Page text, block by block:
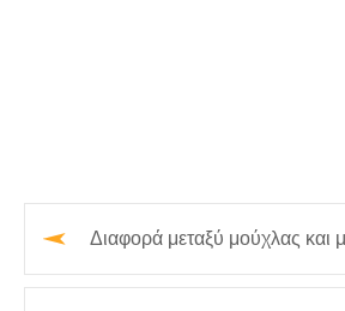
Διαφορά μεταξύ μούχλας και